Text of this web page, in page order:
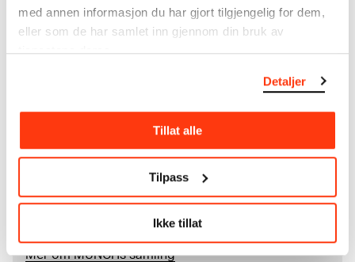
med annen informasjon du har gjort tilgjengelig for dem,
eller som de har samlet inn gjennom din bruk av
tjenestene deres.
Detaljer
Tillat alle
Tilpass
Ikke tillat
I verkskatalogen kan du søke i hele Edvard Munchs
kunstnerskap. Verkskatalogen utbedres jevnlig i
samsvar med den nyeste forskningen. Vi tar
MUNCHs samling består av over 42 000 unike
museumsobjekter, inkludert nærmere 27 000 unike
kunstverk. I tillegg til den ekstraordinære samlingen
kommune i 1940, rommer museet også samlingene
til Rolf Stenersen, Amaldus Nielsen og Ludvig O.
Merom MUNCHssamling